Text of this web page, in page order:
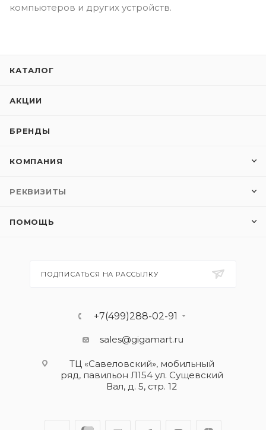
компьютеров и других устройств.
КАТАЛОГ
АКЦИИ
БРЕНДЫ
КОМПАНИЯ
РЕКВИЗИТЫ
ПОМОЩЬ
ПОДПИСАТЬСЯ НА РАССЫЛКУ
+7(499)288-02-91
sales@gigamart.ru
ТЦ «Савеловский», мобильный
ряд, павильон Л154 ул. Сущевский
Вал, д. 5, стр. 12